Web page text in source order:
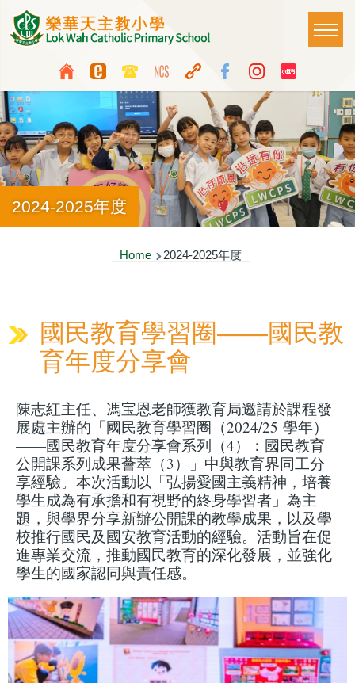
Skip to main content
Top
Media
Icon
Button
Language
switcher
Main
2024-2025年度
Home 2024-2025年度
國民教育學習圈——國民教
育年度分享會
陳志紅主任、馮宝恩老師獲教育局邀請於課程發
展處主辦的「國民教育學習圈（2024/25 學年）
——國民教育年度分享會系列（4）：國民教育
公開課系列成果薈萃（3）」中與教育界同工分
享經驗。本次活動以「弘揚愛國主義精神，培養
學生成為有承擔和有視野的終身學習者」為主
題，與學界分享新辦公開課的教學成果，以及學
校推行國民及國安教育活動的經驗。活動旨在促
進專業交流，推動國民教育的深化發展，並強化
學生的國家認同與責任感。